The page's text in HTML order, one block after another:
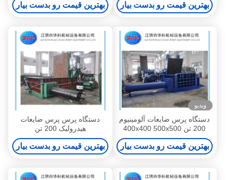
بهترین قیمت رو بدست بیار بهترین قیمت رو بدست بیار
ویدیو
دستگاه پرس ضایعات آلومینیوم
200 تن 400x400 500x500
بهترین قیمت رو بدست بیار
دستگاه پرس پرس ضایعات
هیدرولیک 200 تن
بهترین قیمت رو بدست بیار